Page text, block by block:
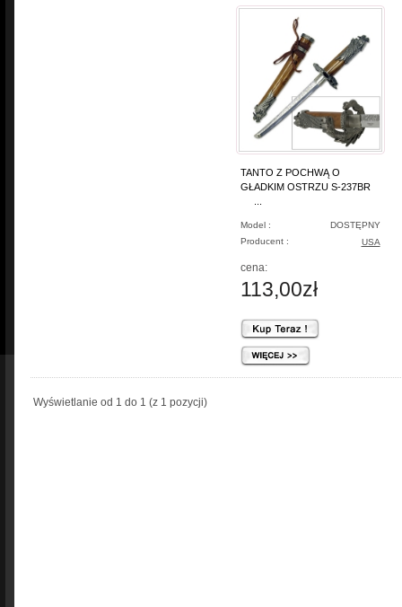
TANTO Z POCHWĄ O
GŁADKIM OSTRZU S-237BR
Model :
DOSTĘPNY
Producent :
USA
cena:
113,00zł
Wyświetlanie od 1 do 1 (z 1 pozycji)